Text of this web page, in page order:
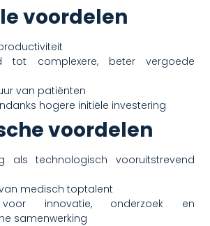
voordelen
tot complexere, beter vergoede
van patiënten
hogere initiële investering
voordelen
als technologisch vooruitstrevend
medisch toptalent
innovatie, onderzoek en
samenwerking